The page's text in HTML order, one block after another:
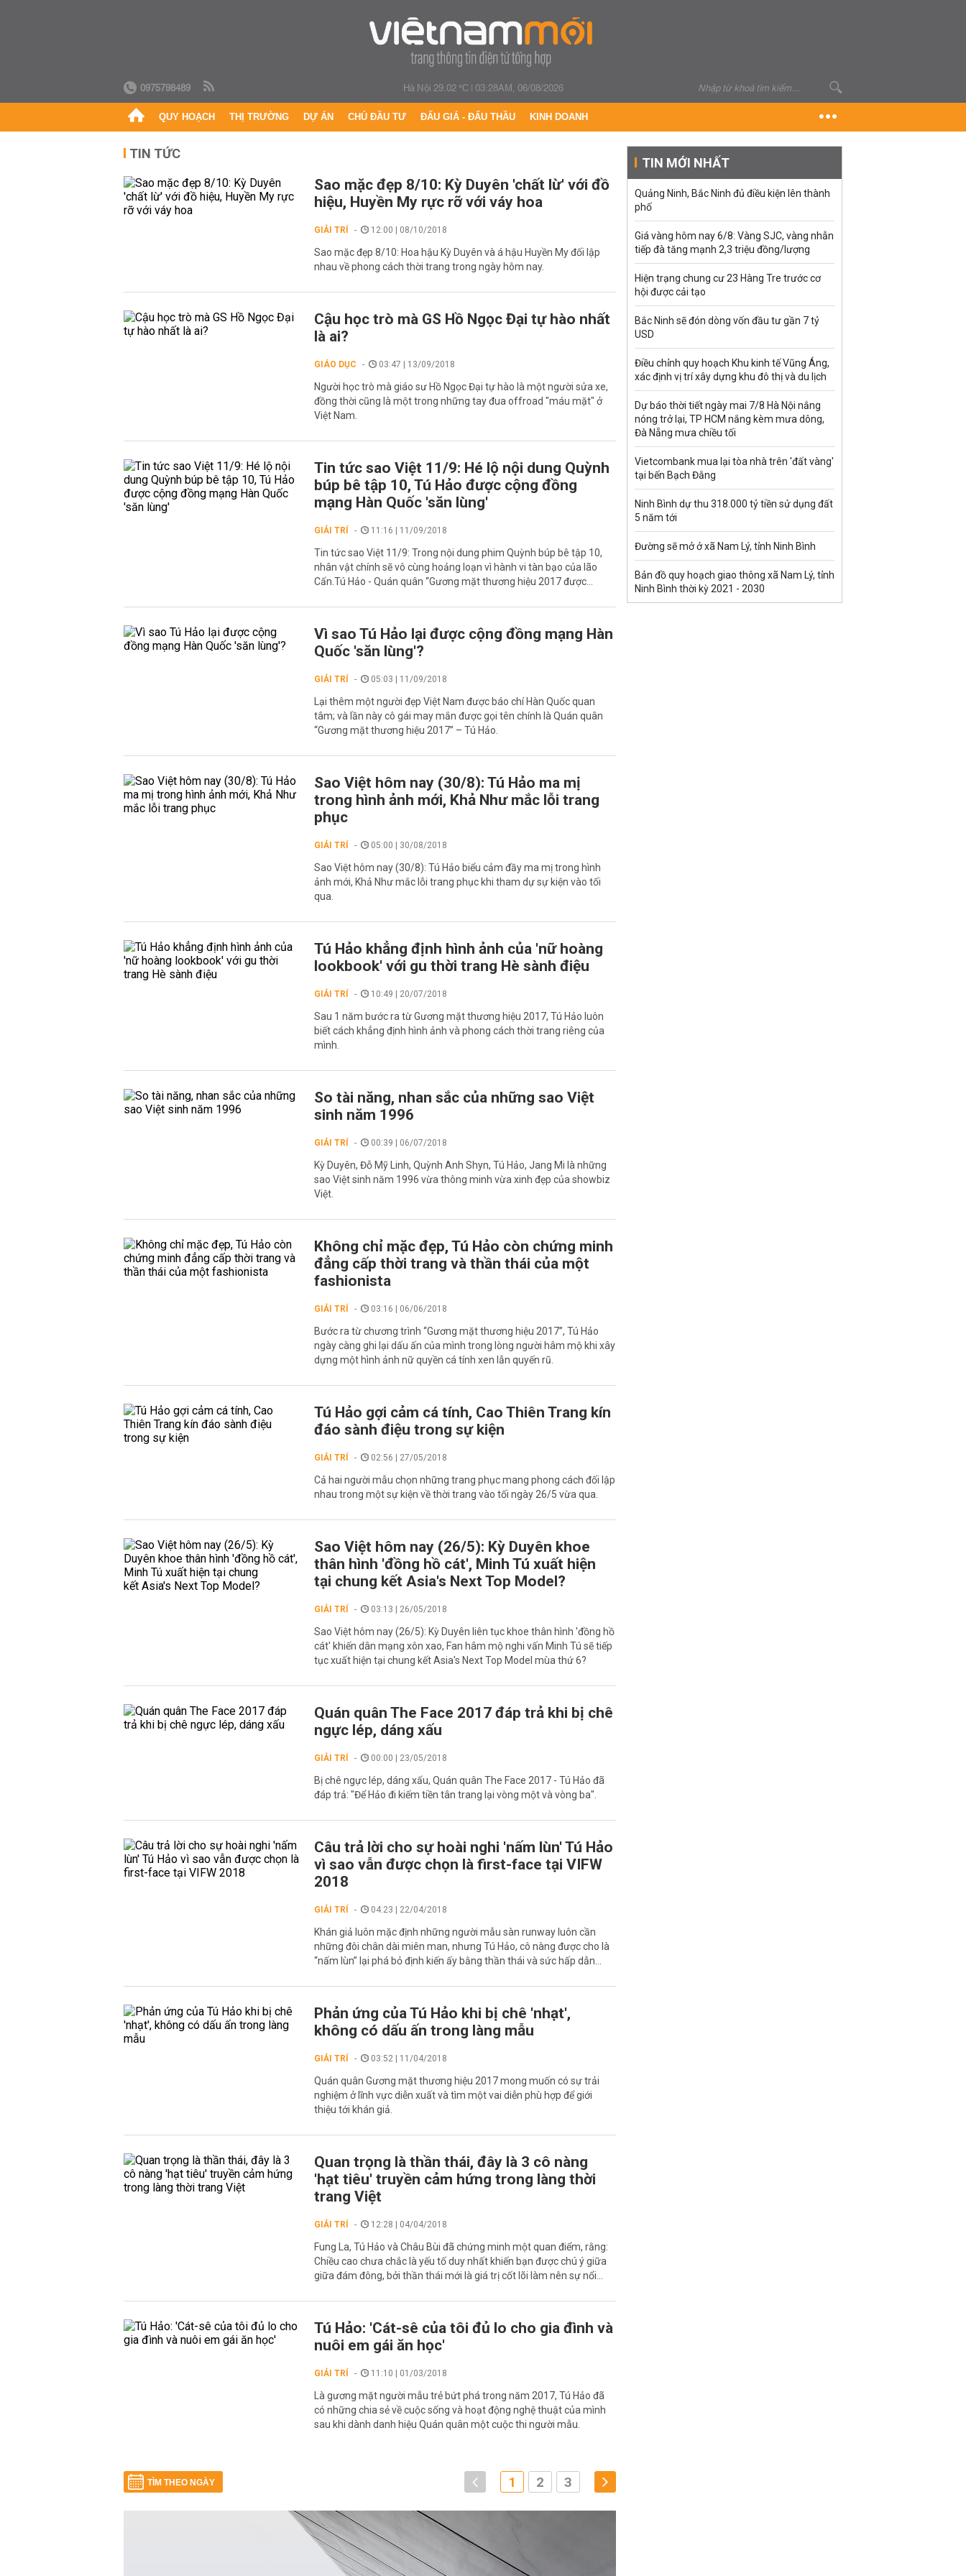
0975798489 Hà Nội 29.02 °C|03:28AM, 06/08/2026
QUY HOẠCH THỊ TRƯỜNG DỰ ÁN CHỦ ĐẦU TƯ ĐẤU GIÁ - ĐẤU THẦU KINH DOANH
TIN TỨC
Sao mặc đẹp 8/10: Kỳ Duyên 'chất lừ' với đồ
hiệu, Huyền My rực rỡ với váy hoa
GIẢI TRÍ 12:00 | 08/10/2018
Sao mặc đẹp 8/10: Hoa hậu Kỳ Duyên và á hậu Huyền My đối lập
nhau về phong cách thời trang trong ngày hôm nay.
Cậu học trò mà GS Hồ Ngọc Đại tự hào nhất
là ai?
GIÁO DỤC 03:47 | 13/09/2018
Người học trò mà giáo sư Hồ Ngọc Đại tự hào là một người sửa xe,
đồng thời cũng là một trong những tay đua offroad "máu mặt" ở
Việt Nam.
Tin tức sao Việt 11/9: Hé lộ nội dung Quỳnh
búp bê tập 10, Tú Hảo được cộng đồng
mạng Hàn Quốc 'săn lùng'
GIẢI TRÍ 11:16 | 11/09/2018
Tin tức sao Việt 11/9: Trong nội dung phim Quỳnh búp bê tập 10,
nhân vật chính sẽ vô cùng hoảng loạn vì hành vi tàn bạo của lão
Cấn.Tú Hảo - Quán quân “Gương mặt thương hiệu 2017 được...
Vì sao Tú Hảo lại được cộng đồng mạng Hàn
Quốc 'săn lùng'?
GIẢI TRÍ 05:03 | 11/09/2018
Lại thêm một người đẹp Việt Nam được báo chí Hàn Quốc quan
tâm; và lần này cô gái may mắn được gọi tên chính là Quán quân
“Gương mặt thương hiệu 2017” – Tú Hảo.
Sao Việt hôm nay (30/8): Tú Hảo ma mị
trong hình ảnh mới, Khả Như mắc lỗi trang
phục
GIẢI TRÍ 05:00 | 30/08/2018
Sao Việt hôm nay (30/8): Tú Hảo biểu cảm đầy ma mị trong hình
ảnh mới, Khả Như mắc lỗi trang phục khi tham dự sự kiện vào tối
qua.
Tú Hảo khẳng định hình ảnh của 'nữ hoàng
lookbook' với gu thời trang Hè sành điệu
GIẢI TRÍ 10:49 | 20/07/2018
Sau 1 năm bước ra từ Gương mặt thương hiệu 2017, Tú Hảo luôn
biết cách khẳng định hình ảnh và phong cách thời trang riêng của
mình.
So tài năng, nhan sắc của những sao Việt
sinh năm 1996
GIẢI TRÍ 00:39 | 06/07/2018
Kỳ Duyên, Đỗ Mỹ Linh, Quỳnh Anh Shyn, Tú Hảo, Jang Mi là những
sao Việt sinh năm 1996 vừa thông minh vừa xinh đẹp của showbiz
Việt.
Không chỉ mặc đẹp, Tú Hảo còn chứng minh
đẳng cấp thời trang và thần thái của một
fashionista
GIẢI TRÍ 03:16 | 06/06/2018
Bước ra từ chương trình “Gương mặt thương hiệu 2017”, Tú Hảo
ngày càng ghi lại dấu ấn của mình trong lòng người hâm mộ khi xây
dựng một hình ảnh nữ quyền cá tính xen lẫn quyến rũ.
Tú Hảo gợi cảm cá tính, Cao Thiên Trang kín
đáo sành điệu trong sự kiện
GIẢI TRÍ 02:56 | 27/05/2018
Cả hai người mẫu chọn những trang phục mang phong cách đối lập
nhau trong một sự kiện về thời trang vào tối ngày 26/5 vừa qua.
Sao Việt hôm nay (26/5): Kỳ Duyên khoe
thân hình 'đồng hồ cát', Minh Tú xuất hiện
tại chung kết Asia's Next Top Model?
GIẢI TRÍ 03:13 | 26/05/2018
Sao Việt hôm nay (26/5): Kỳ Duyên liên tục khoe thân hình 'đồng hồ
cát' khiến dân mạng xôn xao, Fan hâm mộ nghi vấn Minh Tú sẽ tiếp
tục xuất hiện tại chung kết Asia's Next Top Model mùa thứ 6?
Quán quân The Face 2017 đáp trả khi bị chê
ngực lép, dáng xấu
GIẢI TRÍ 00:00 | 23/05/2018
Bị chê ngực lép, dáng xấu, Quán quân The Face 2017 - Tú Hảo đã
đáp trả: "Để Hảo đi kiếm tiền tân trang lại vòng một và vòng ba".
Câu trả lời cho sự hoài nghi 'nấm lùn' Tú Hảo
vì sao vẫn được chọn là first-face tại VIFW
2018
GIẢI TRÍ 04:23 | 22/04/2018
Khán giả luôn mặc định những người mẫu sàn runway luôn cần
những đôi chân dài miên man, nhưng Tú Hảo, cô nàng được cho là
“nấm lùn” lại phá bỏ định kiến ấy bằng thần thái và sức hấp dẫn...
Phản ứng của Tú Hảo khi bị chê 'nhạt',
không có dấu ấn trong làng mẫu
GIẢI TRÍ 03:52 | 11/04/2018
Quán quân Gương mặt thương hiệu 2017 mong muốn có sự trải
nghiệm ở lĩnh vực diễn xuất và tìm một vai diễn phù hợp để giới
thiệu tới khán giả.
Quan trọng là thần thái, đây là 3 cô nàng
'hạt tiêu' truyền cảm hứng trong làng thời
trang Việt
GIẢI TRÍ 12:28 | 04/04/2018
Fung La, Tú Hảo và Châu Bùi đã chứng minh một quan điểm, rằng:
Chiều cao chưa chắc là yếu tố duy nhất khiến bạn được chú ý giữa
giữa đám đông, bởi thần thái mới là giá trị cốt lõi làm nên sự nổi...
Tú Hảo: 'Cát-sê của tôi đủ lo cho gia đình và
nuôi em gái ăn học'
GIẢI TRÍ 11:10 | 01/03/2018
Là gương mặt người mẫu trẻ bứt phá trong năm 2017, Tú Hảo đã
có những chia sẻ về cuộc sống và hoạt động nghệ thuật của mình
sau khi dành danh hiệu Quán quân một cuộc thi người mẫu.
TÌM THEO NGÀY 1 2 3
TIN MỚI NHẤT
Quảng Ninh, Bắc Ninh đủ điều kiện lên thành
phố
Giá vàng hôm nay 6/8: Vàng SJC, vàng nhẫn
tiếp đà tăng mạnh 2,3 triệu đồng/lượng
Hiện trạng chung cư 23 Hàng Tre trước cơ
hội được cải tạo
Bắc Ninh sẽ đón dòng vốn đầu tư gần 7 tỷ
USD
Điều chỉnh quy hoạch Khu kinh tế Vũng Áng,
xác định vị trí xây dựng khu đô thị và du lịch
Dự báo thời tiết ngày mai 7/8 Hà Nội nắng
nóng trở lại, TP HCM nắng kèm mưa dông,
Đà Nẵng mưa chiều tối
Vietcombank mua lại tòa nhà trên 'đất vàng'
tại bến Bạch Đằng
Ninh Bình dự thu 318.000 tỷ tiền sử dụng đất
5 năm tới
Đường sẽ mở ở xã Nam Lý, tỉnh Ninh Bình
Bản đồ quy hoạch giao thông xã Nam Lý, tỉnh
Ninh Bình thời kỳ 2021 - 2030